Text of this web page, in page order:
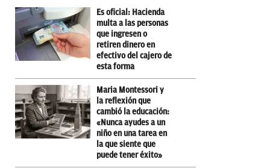
Es oficial: Hacienda
multa a las personas
que ingresen o
retiren dinero en
efectivo del cajero de
esta forma
Maria Montessori y
la reflexión que
cambió la educación:
«Nunca ayudes a un
niño en una tarea en
la que siente que
puede tener éxito»